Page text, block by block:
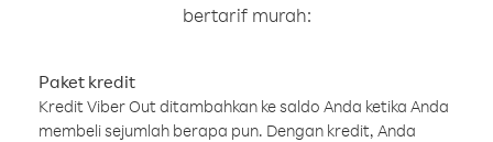
bertarif murah:
Paket kredit
Kredit Viber Out ditambahkan ke saldo Anda ketika Anda
membeli sejumlah berapa pun. Dengan kredit, Anda